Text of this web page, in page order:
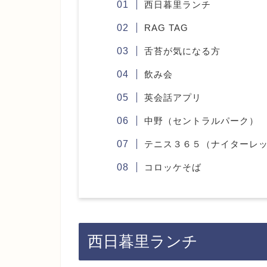
西日暮里ランチ
RAG TAG
舌苔が気になる方
飲み会
英会話アプリ
中野（セントラルパーク）
テニス３６５（ナイターレ
コロッケそば
西日暮里ランチ